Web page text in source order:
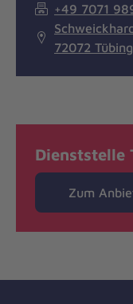
+49 7071
72072
Dienststelle
Zum